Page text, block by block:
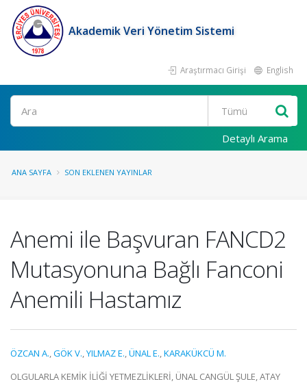
Akademik Veri Yönetim Sistemi
Araştırmacı Girişi English
Ara
Detaylı Arama
ANA SAYFA SON EKLENEN YAYINLAR
Anemi ile Başvuran FANCD2
Mutasyonuna Bağlı Fanconi
Anemili Hastamız
ÖZCAN A.,GÖK V.,YILMAZ E.,ÜNAL E.,KARAKÜKCÜ M.
OLGULARLA KEMİK İLİĞİ YETMEZLİKLERİ, ÜNAL CANGÜL ŞULE, ATAY